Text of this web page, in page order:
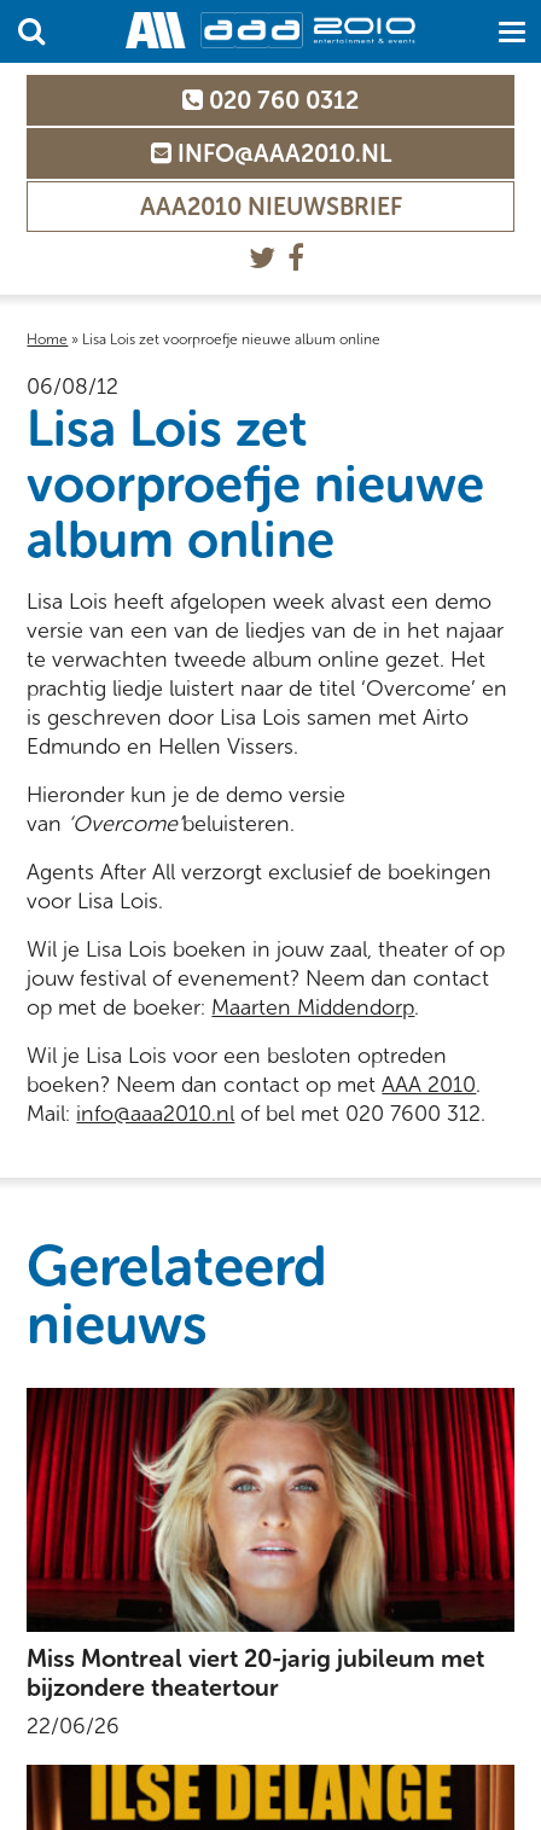
020 760 0312
INFO@AAA2010.NL
AAA2010 NIEUWSBRIEF
Home » Lisa Lois zet voorproefje nieuwe album online
06/08/12
Lisa Lois zet
voorproefje nieuwe
album online
Lisa Lois heeft afgelopen week alvast een demo
versie van een van de liedjes van de in het najaar
te verwachten tweede album online gezet. Het
prachtig liedje luistert naar de titel ‘Overcome’ en
is geschreven door Lisa Lois samen met Airto
Edmundo en Hellen Vissers.
Hieronder kun je de demo versie
van ‘Overcome’beluisteren.
Agents After All verzorgt exclusief de boekingen
voor Lisa Lois.
Wil je Lisa Lois boeken in jouw zaal, theater of op
jouw festival of evenement? Neem dan contact
op met de boeker: Maarten Middendorp.
Wil je Lisa Lois voor een besloten optreden
boeken? Neem dan contact op metAAA 2010.
Mail: info@aaa2010.nl of bel met 020 7600 312.
Gerelateerd
nieuws
Miss Montreal viert 20-jarig jubileum met
bijzondere theatertour
22/06/26